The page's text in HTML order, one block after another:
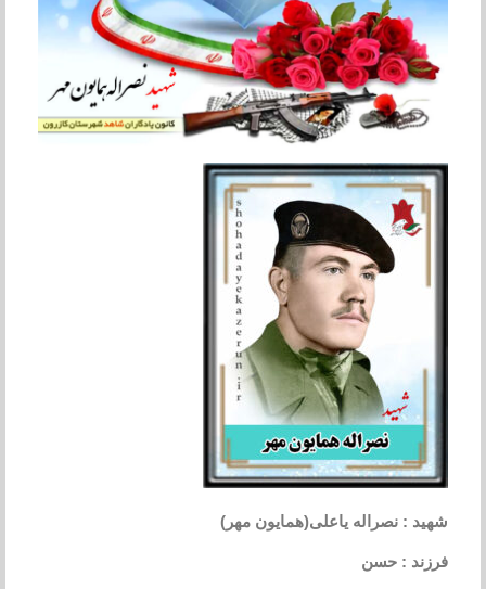
شهید : نصراله یاعلی(همایون مهر)
فرزند : حسن